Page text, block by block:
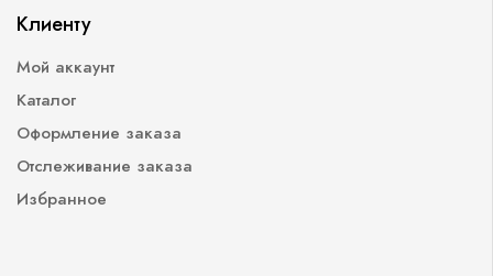
Клиенту
Мой аккаунт
Каталог
Оформление заказа
Отслеживание заказа
Избранное